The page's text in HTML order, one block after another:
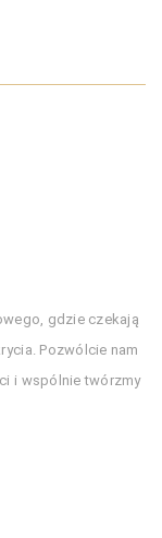
gdzie czekają
Pozwólcie nam
i wspólnie twórzmy